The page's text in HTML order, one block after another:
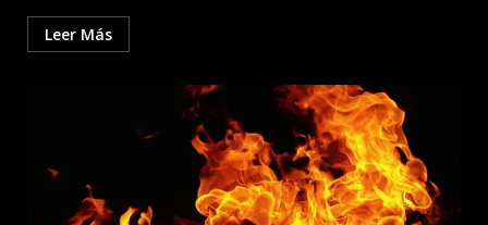
Leer Más